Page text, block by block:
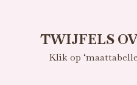
TWIJFELS
Klik op